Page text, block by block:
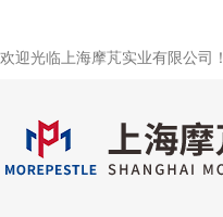
欢迎光临上海摩芃实业有限公司！